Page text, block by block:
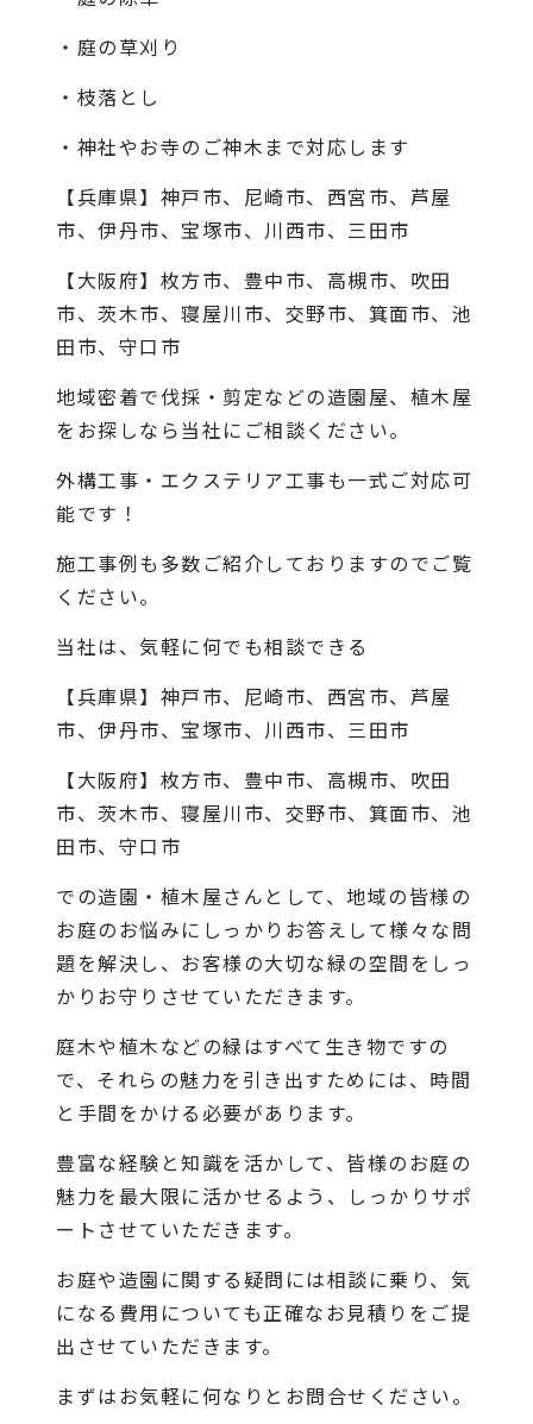
・庭の草刈り
・枝落とし
・神社やお寺のご神木まで対応します
【兵庫県】神戸市、尼崎市、西宮市、芦屋
市、伊丹市、宝塚市、川西市、三田市
【大阪府】枚方市、豊中市、高槻市、吹田
市、茨木市、寝屋川市、交野市、箕面市、池
田市、守口市
地域密着で伐採・剪定などの造園屋、植木屋
をお探しなら当社にご相談ください。
外構工事・エクステリア工事も一式ご対応可
能です！
施工事例も多数ご紹介しておりますのでご覧
ください。
当社は、気軽に何でも相談できる
【兵庫県】神戸市、尼崎市、西宮市、芦屋
市、伊丹市、宝塚市、川西市、三田市
【大阪府】枚方市、豊中市、高槻市、吹田
市、茨木市、寝屋川市、交野市、箕面市、池
田市、守口市
での造園・植木屋さんとして、地域の皆様の
お庭のお悩みにしっかりお答えして様々な問
題を解決し、お客様の大切な緑の空間をしっ
かりお守りさせていただきます。
庭木や植木などの緑はすべて生き物ですの
で、それらの魅力を引き出すためには、時間
と手間をかける必要があります。
豊富な経験と知識を活かして、皆様のお庭の
魅力を最大限に活かせるよう、しっかりサポ
ートさせていただきます。
お庭や造園に関する疑問には相談に乗り、気
になる費用についても正確なお見積りをご提
出させていただきます。
まずはお気軽に何なりとお問合せください。